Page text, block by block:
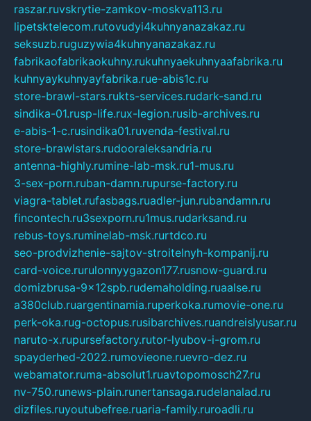
raszar.ruvskrytie-zamkov-moskva113.ru
lipetsktelecom.rutovudyi4kuhnyanazakaz.ru
seksuzb.ruguzywia4kuhnyanazakaz.ru
fabrikaofabrikaokuhny.rukuhnyaekuhnyaafabrika.ru
kuhnyaykuhnyayfabrika.rue-abis1c.ru
store-brawl-stars.rukts-services.rudark-sand.ru
sindika-01.rusp-life.rux-legion.rusib-archives.ru
e-abis-1-c.rusindika01.ruvenda-festival.ru
store-brawlstars.rudooraleksandria.ru
antenna-highly.rumine-lab-msk.ru1-mus.ru
3-sex-porn.ruban-damn.rupurse-factory.ru
viagra-tablet.rufasbags.ruadler-jun.rubandamn.ru
fincontech.ru3sexporn.ru1mus.rudarksand.ru
rebus-toys.ruminelab-msk.rurtdco.ru
seo-prodvizhenie-sajtov-stroitelnyh-kompanij.ru
card-voice.rurulonnyygazon177.rusnow-guard.ru
domizbrusa-9x12spb.rudemaholding.ruaalse.ru
a380club.ruargentinamia.ruperkoka.rumovie-one.ru
perk-oka.rug-octopus.rusibarchives.ruandreislyusar.ru
naruto-x.rupursefactory.rutor-lyubov-i-grom.ru
spayderhed-2022.rumovieone.ruevro-dez.ru
webamator.ruma-absolut1.ruavtopomosch27.ru
nv-750.runews-plain.runertansaga.rudelanalad.ru
dizfiles.ruyoutubefree.ruaria-family.ruroadli.ru